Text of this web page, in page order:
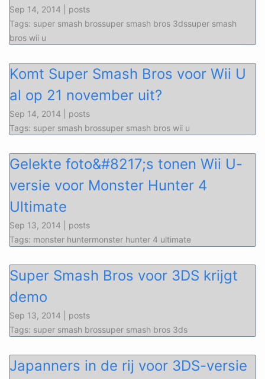
Sep 14, 2014 | posts
Tags: super smash brossuper smash bros 3dssuper smash
bros wii u
Komt Super Smash Bros voor Wii U
al op 21 november uit?
Sep 14, 2014 | posts
Tags: super smash brossuper smash bros wii u
Gelekte foto&#8217;s tonen Wii U-
versie voor Monster Hunter 4
Ultimate
Sep 13, 2014 | posts
Tags: monster huntermonster hunter 4 ultimate
Super Smash Bros voor 3DS krijgt
demo
Sep 13, 2014 | posts
Tags: super smash brossuper smash bros 3ds
Japanners in de rij voor 3DS-versie